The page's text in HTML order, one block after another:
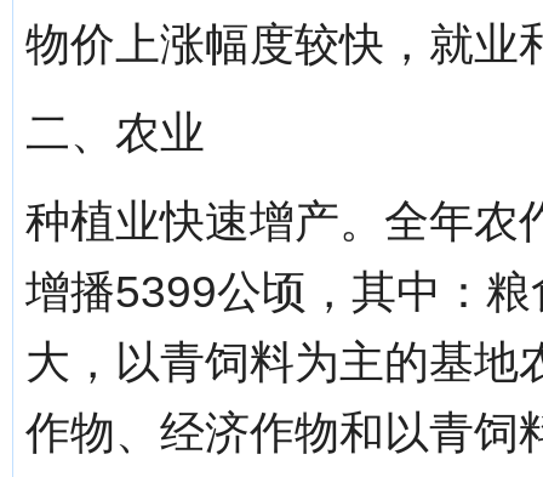
物价上涨幅度较快，就业
二、农业
种植业快速增产。全年农
增播5399公顷，其中：
大，以青饲料为主的基地
作物、经济作物和以青饲